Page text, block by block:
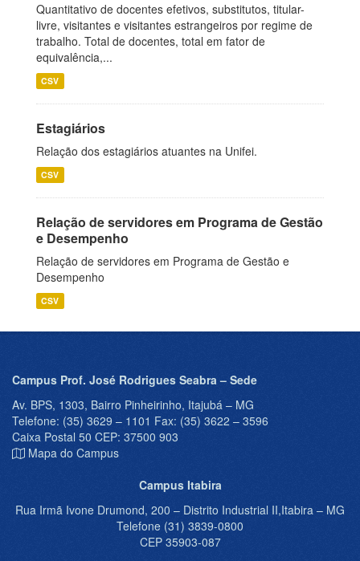
Quantitativo de docentes efetivos, substitutos, titular-
livre, visitantes e visitantes estrangeiros por regime de
trabalho. Total de docentes, total em fator de
equivalência,...
CSV
Estagiários
Relação dos estagiários atuantes na Unifei.
CSV
Relação de servidores em Programa de Gestão
e Desempenho
Relação de servidores em Programa de Gestão e
Desempenho
CSV
Campus Prof. José Rodrigues Seabra – Sede
Av. BPS, 1303, Bairro Pinheirinho, Itajubá – MG
Telefone: (35) 3629 – 1101 Fax: (35) 3622 – 3596
Caixa Postal 50 CEP: 37500 903
Mapa do Campus
Campus Itabira
Rua Irmã Ivone Drumond, 200 – Distrito Industrial II,Itabira – MG
Telefone (31) 3839-0800
CEP 35903-087